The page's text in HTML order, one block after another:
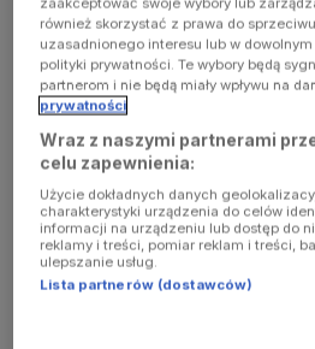
(see the
browser
console for
more
information)
również skorzystać z prawa do
uzasadnionego interesu lub w
polityki prywatności. Te wybory będą
partnerom i nie będą miały wpływu na
prywatności
Wraz z naszymi partnerami
celu zapewnienia:
Użycie dokładnych danych
charakterystyki urządzenia do celów
informacji na urządzeniu lub dostęp do
reklamy i treści, pomiar reklam i treści,
ulepszanie usług.
Lista partnerów (dostawców)